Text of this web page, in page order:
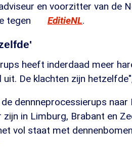
en voorzitter van de
tegen
EditieNL.
heeft inderdaad meer
De klachten zijn
dennneprocessierups
in Limburg, Brabant en
vol staat met